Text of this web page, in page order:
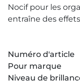
Nocif pour les
entraîne des
Numéro d'article
Pour marque
Niveau de